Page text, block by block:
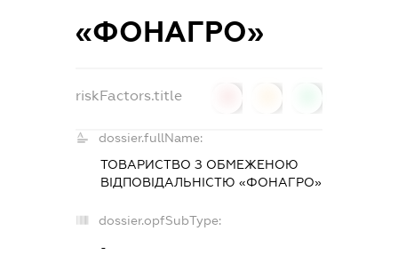
«ФОНАГРО»
riskFactors.title
dossier.fullName:
ТОВАРИСТВО З ОБМЕЖЕНОЮ
ВІДПОВІДАЛЬНІСТЮ «ФОНАГРО»
dossier.opfSubType:
-